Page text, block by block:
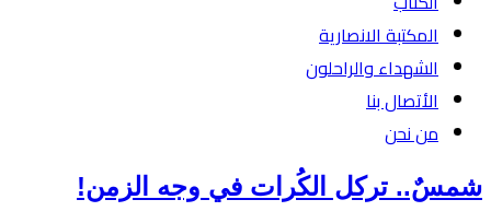
المكتبة الانصارية
الشهداء والراحلون
الأتصال بنا
من نحن
شمسٌ.. تركل الكُرات في وجه الزمن!